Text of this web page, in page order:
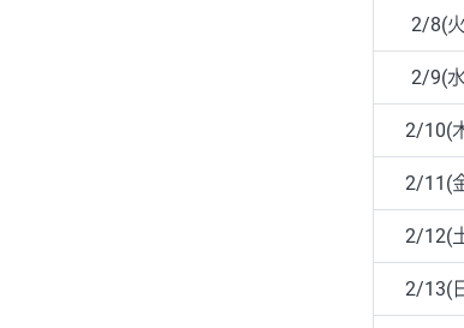
2/8(
2/9(
2/10(
2/11(
2/12(
2/13(